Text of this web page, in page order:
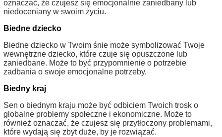
oznaczać, że czujesz się emocjonalnie zaniedbany lub
niedoceniany w swoim życiu.
Biedne dziecko
Biedne dziecko w Twoim śnie może symbolizować Twoje
wewnętrzne dziecko, które czuje się opuszczone lub
zaniedbane. Może to być przypomnienie o potrzebie
zadbania o swoje emocjonalne potrzeby.
Biedny kraj
Sen o biednym kraju może być odbiciem Twoich trosk o
globalne problemy społeczne i ekonomiczne. Może to
również oznaczać, że czujesz się przytłoczony problemami,
które wydają się zbyt duże, by je rozwiązać.